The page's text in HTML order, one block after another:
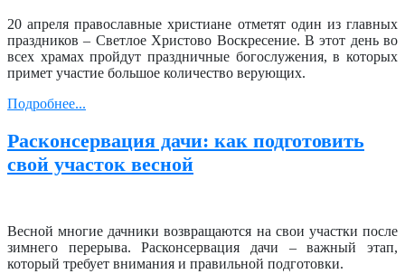
20 апреля православные христиане отметят один из главных
праздников – Светлое Христово Воскресение. В этот день во
всех храмах пройдут праздничные богослужения, в которых
примет участие большое количество верующих.
Подробнее...
Расконсервация дачи: как подготовить
свой участок весной
Весной многие дачники возвращаются на свои участки после
зимнего перерыва. Расконсервация дачи – важный этап,
который требует внимания и правильной подготовки.